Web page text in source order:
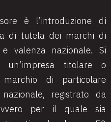
è l’introduzione di
di tutela dei marchi di
valenza nazionale. Si
titolare o
di particolare
registrato da
per il quale sia